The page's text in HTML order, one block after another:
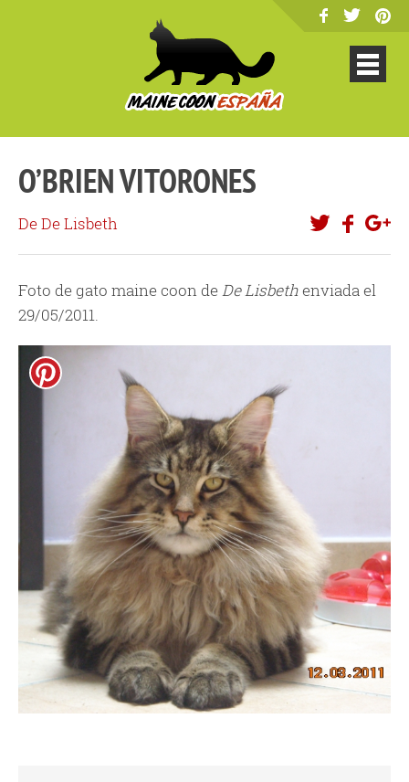
O’BRIEN VITORONES
De De Lisbeth
Foto de gato maine coon deDe Lisbethenviada el
29/05/2011.